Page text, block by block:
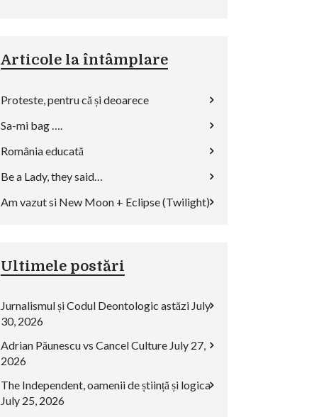
Articole la întâmplare
Proteste, pentru că și deoarece
Sa-mi bag ….
România educată
Be a Lady, they said…
Am vazut si New Moon + Eclipse (Twilight)
Ultimele postări
Jurnalismul și Codul Deontologic astăzi July
30, 2026
Adrian Păunescu vs Cancel Culture July 27,
2026
The Independent, oamenii de știință și logica
July 25, 2026